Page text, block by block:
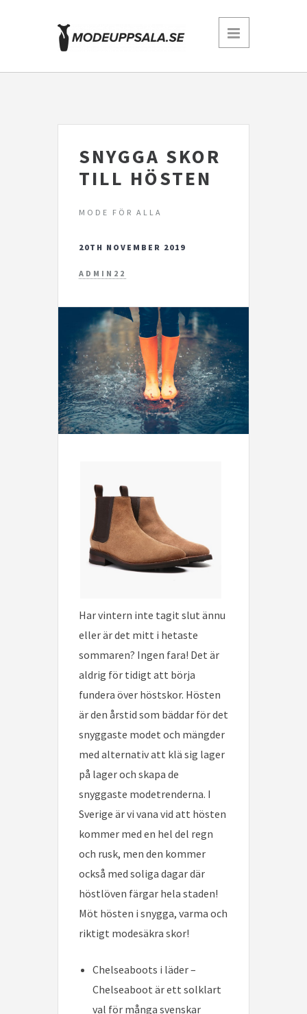
SNYGGA SKOR
TILL HÖSTEN
MODE FÖR ALLA
20TH NOVEMBER 2019
ADMIN22
Har vintern inte tagit slut ännu
eller är det mitt i hetaste
sommaren? Ingen fara! Det är
aldrig för tidigt att börja
fundera över höstskor. Hösten
är den årstid som bäddar för det
snyggaste modet och mängder
med alternativ att klä sig lager
på lager och skapa de
snyggaste modetrenderna. I
Sverige är vi vana vid att hösten
kommer med en hel del regn
och rusk, men den kommer
också med soliga dagar där
höstlöven färgar hela staden!
Möt hösten i snygga, varma och
riktigt modesäkra skor!
Chelseaboots i läder –
Chelseaboot är ett solklart
val för många svenskar